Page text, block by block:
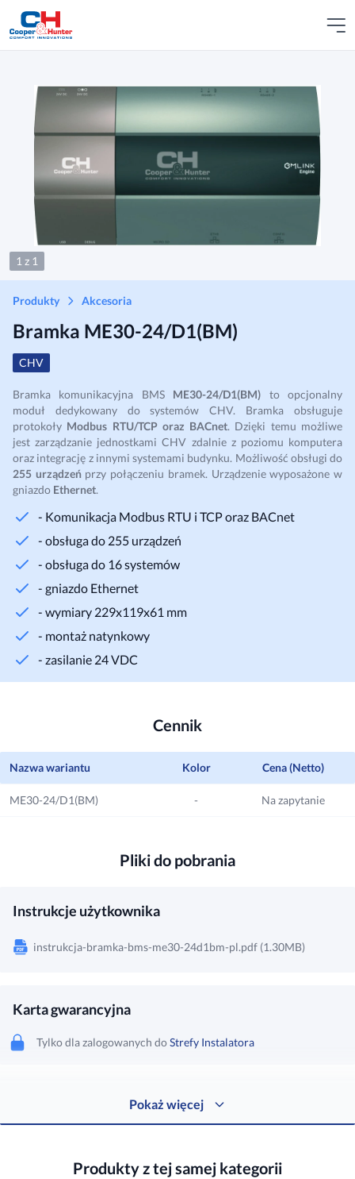
1 z 1
Produkty Akcesoria
Bramka ME30-24/D1(BM)
CHV
Bramka komunikacyjna BMS ME30-24/D1(BM) to opcjonalny
moduł dedykowany do systemów CHV. Bramka obsługuje
protokoły Modbus RTU/TCP oraz BACnet. Dzięki temu możliwe
jest zarządzanie jednostkami CHV zdalnie z poziomu komputera
oraz integrację z innymi systemami budynku. Możliwość obsługi do
255 urządzeńprzy połączeniu bramek. Urządzenie wyposażone w
gniazdo Ethernet.
- Komunikacja Modbus RTU i TCP oraz BACnet
- obsługa do 255 urządzeń
- obsługa do 16 systemów
- gniazdo Ethernet
- wymiary 229x119x61 mm
- montaż natynkowy
- zasilanie 24 VDC
Cennik
Nazwa wariantu Kolor Cena (Netto)
ME30-24/D1(BM) - Na zapytanie
Pliki do pobrania
Instrukcje użytkownika
instrukcja-bramka-bms-me30-24d1bm-pl.pdf (1.30MB)
Karta gwarancyjna
Tylko dla zalogowanych doStrefy Instalatora
Protokół reklamacyjnyPokaż więcej
Produkty z tej samej kategorii